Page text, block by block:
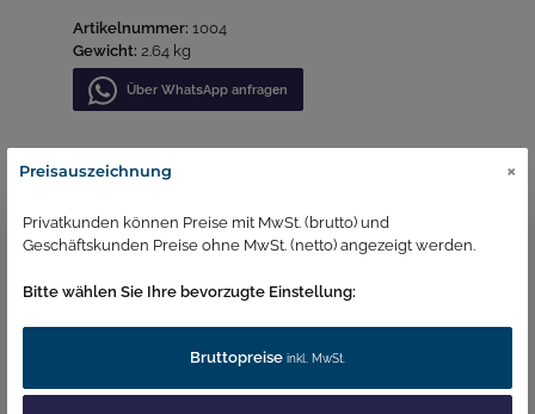
Artikelnummer: 1004
Gewicht: 2.64 kg
Über WhatѕApp anfragеn
Dimensionen Höhe: 14,3 Durchmesser: 6cm Weitere
Infos Ananas und Mandarine erfrischen di…Mehr
Preisauszeichnung ×
Privatkunden können Preise mit MwSt. (brutto) und
Geschäftskunden Preise ohne MwSt. (netto) angezeigt werden.
Bitte wählen Sie Ihre bevorzugte Einstellung:
Bruttopreise inkl. MwSt.